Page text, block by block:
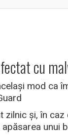
cu
mod ca
zilnic și, în
unui